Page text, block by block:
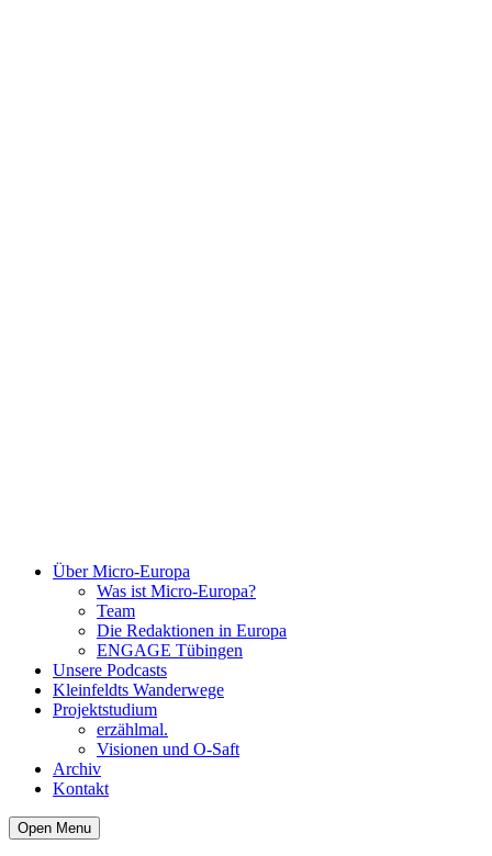
Über Micro-Europa
Was ist Micro-Europa?
Team
Die Redaktionen in Europa
ENGAGE Tübingen
Unsere Podcasts
Kleinfeldts Wanderwege
Projektstudium
erzählmal.
Visionen und O-Saft
Archiv
Kontakt
Open Menu